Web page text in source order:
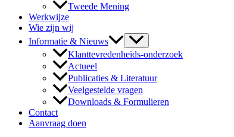
Tweede Mening
Werkwijze
Wie zijn wij
Informatie & Nieuws
Klanttevredenheids-onderzoek
Actueel
Publicaties & Literatuur
Veelgestelde vragen
Downloads & Formulieren
Contact
Aanvraag doen